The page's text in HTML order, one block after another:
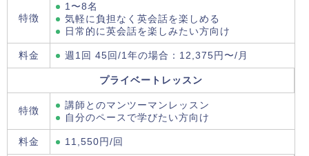
特徴
1〜8名
気軽に負担なく英会話を楽しめる
日常的に英会話を楽しみたい方向け
料金 週1回 45回/1年の場合：12,375円〜/月
プライベートレッスン
特徴
講師とのマンツーマンレッスン
自分のペースで学びたい方向け
料金 11,550円/回